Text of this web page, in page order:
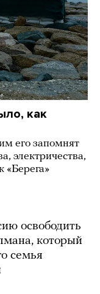
как
его запомнят
электричества,
«Берега»
освободить
который
семья